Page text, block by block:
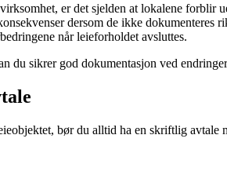
er det sjelden at lokalene forblir
dersom de ikke
når leieforholdet avsluttes.
du sikrer god dokumentasjon ved
bør du alltid ha en skriftlig